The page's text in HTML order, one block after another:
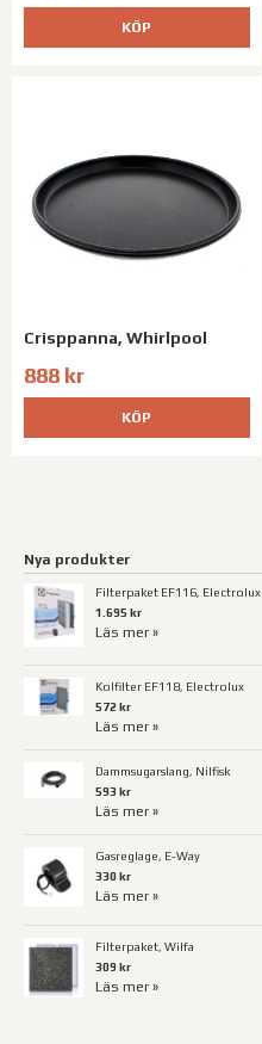
KÖP
Crisppanna, Whirlpool
888 kr
KÖP
Nya produkter
Filterpaket EF116, Electrolux
1.695 kr
Läs mer »
Kolfilter EF118, Electrolux
572 kr
Läs mer »
Dammsugarslang, Nilfisk
593 kr
Läs mer »
Gasreglage, E-Way
330 kr
Läs mer »
Filterpaket, Wilfa
309 kr
Läs mer »